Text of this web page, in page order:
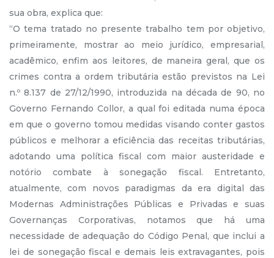
sua obra, explica que:
“O tema tratado no presente trabalho tem por objetivo,
primeiramente, mostrar ao meio jurídico, empresarial,
acadêmico, enfim aos leitores, de maneira geral, que os
crimes contra a ordem tributária estão previstos na Lei
n.º 8.137 de 27/12/1990, introduzida na década de 90, no
Governo Fernando Collor, a qual foi editada numa época
em que o governo tomou medidas visando conter gastos
públicos e melhorar a eficiência das receitas tributárias,
adotando uma política fiscal com maior austeridade e
notório combate à sonegação fiscal. Entretanto,
atualmente, com novos paradigmas da era digital das
Modernas Administrações Públicas e Privadas e suas
Governanças Corporativas, notamos que há uma
necessidade de adequação do Código Penal, que inclui a
lei de sonegação fiscal e demais leis extravagantes, pois